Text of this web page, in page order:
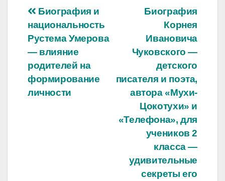
Навигация
по
записям
Биография
Корнея
Ивановича
Чуковского —
детского
писателя и поэта,
автора «Мухи-
Цокотухи» и
«Телефона», для
учеников 2
класса —
удивительные
секреты его
Биография и
национальность
Рустема Умерова
— влияние
родителей на
формирование
личности